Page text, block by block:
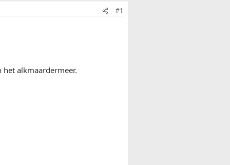
#1
alkmaardermeer.